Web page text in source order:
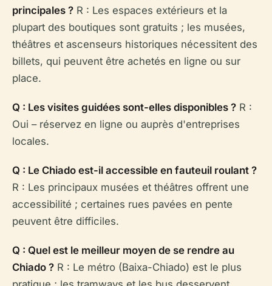
principales ? R : Les espaces extérieurs et la
plupart des boutiques sont gratuits ; les musées,
théâtres et ascenseurs historiques nécessitent des
billets, qui peuvent être achetés en ligne ou sur
place.
Q : Les visites guidées sont-elles disponibles ? R :
Oui – réservez en ligne ou auprès d'entreprises
locales.
Q : Le Chiado est-il accessible en fauteuil roulant ?
R : Les principaux musées et théâtres offrent une
accessibilité ; certaines rues pavées en pente
peuvent être difficiles.
Q : Quel est le meilleur moyen de se rendre au
Chiado ? R : Le métro (Baixa-Chiado) est le plus